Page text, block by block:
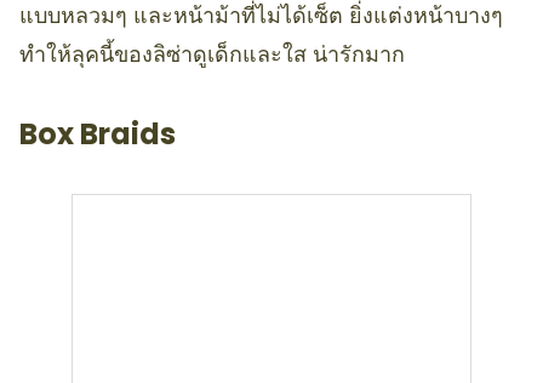
แบบหลวมๆ และหน้าม้าที่ไม่ได้เซ็ต ยิ่งแต่งหน้าบางๆ
ทำให้ลุคนี้ของลิซ่าดูเด็กและใส น่ารักมาก
Box Braids